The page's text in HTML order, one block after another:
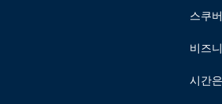
스쿠
비즈
시간